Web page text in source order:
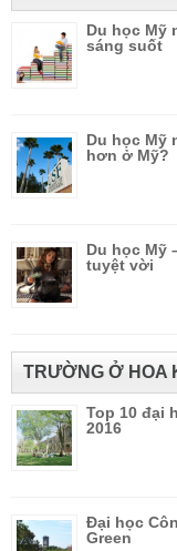
Du học Mỹ
sáng suốt
Du học Mỹ
hơn ở Mỹ?
Du học Mỹ
tuyệt vời
TRƯỜNG Ở HOA
Top 10 đại
2016
Đại học
Green